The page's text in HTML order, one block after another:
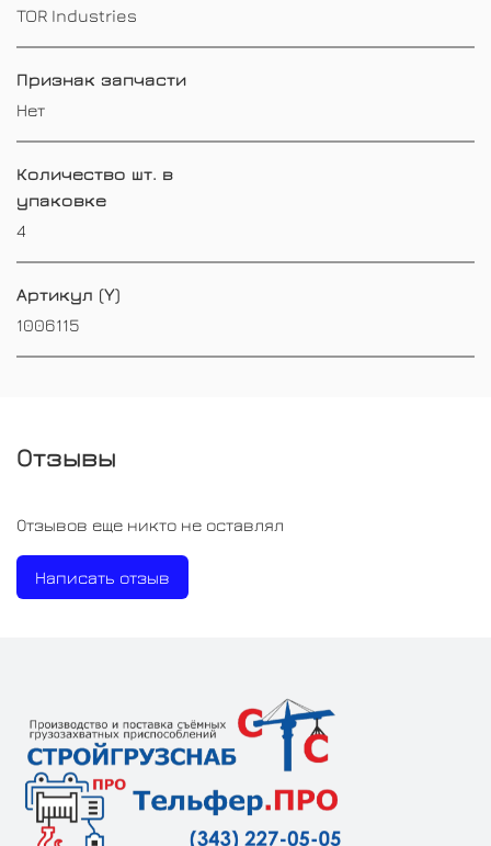
TOR Industries
Признак запчасти
Нет
Количество шт. в
упаковке
4
Артикул (Y)
1006115
Отзывы
Отзывов еще никто не оставлял
Написать отзыв